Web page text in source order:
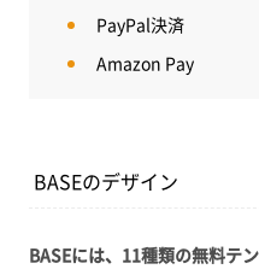
PayPal決済
Amazon Pay
BASEのデザイン
BASEには、11種類の無料テ